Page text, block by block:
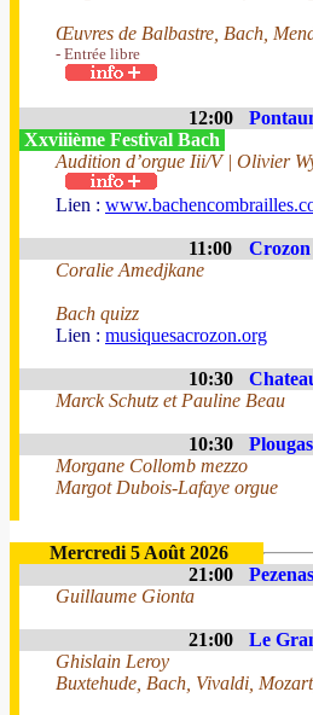
Œuvres de Balbastre, Bach,
- Entrée libre
12:00
Xxviiième Festival Bach
Audition d’orgue Iii/V | Olivier
Lien :
11:00 Crozon
Coralie Amedjkane
Bach quizz
Lien : musiquesacrozon.org
10:30
Marck Schutz et Pauline Beau
10:30
Morgane Collomb mezzo
Margot Dubois-Lafaye orgue
Mercredi 5 Août 2026
21:00
Guillaume Gionta
21:00 Le
Ghislain Leroy
Buxtehude, Bach, Vivaldi,